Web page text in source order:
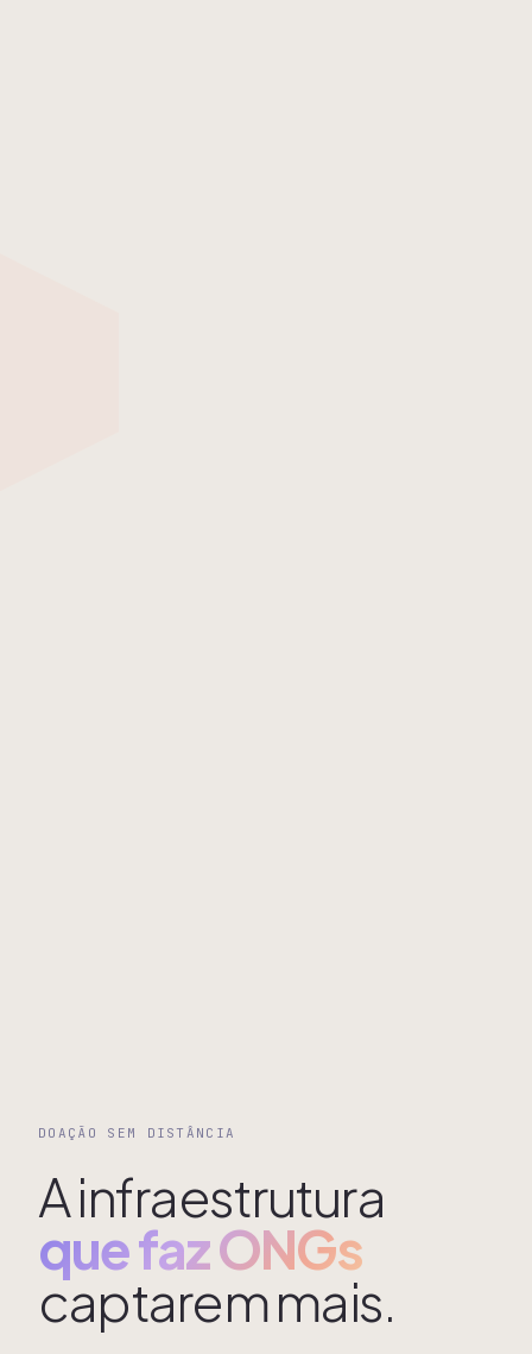
DOAÇÃO SEM DISTÂNCIA
A infraestrutura
que faz ONGs
captarem mais.